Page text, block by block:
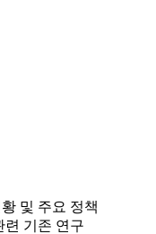
및 주요 정책
련 기존 연구